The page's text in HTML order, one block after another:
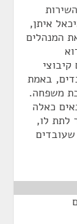
איתן,
המנהלים
באמת
משפחה.
כאלה
לתת לו,